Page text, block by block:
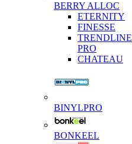
BERRY ALLOC
ETERNITY
FINESSE
TRENDLINE
PRO
CHATEAU
BINYLPRO
BONKEEL